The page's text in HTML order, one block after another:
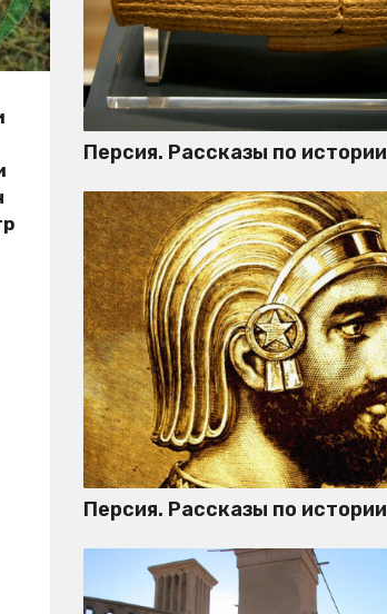
Персия. Рассказы по истории
Персия. Рассказы по истории